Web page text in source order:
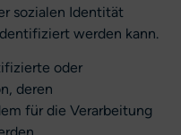
sozialen Identität
werden kann.
oder
deren
für die Verarbeitung